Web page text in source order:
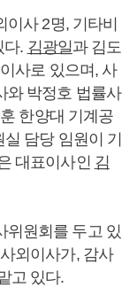
사 2명, 기타비
다. 김광일과 김도
사로 있으며, 사
와 박정호 법률사
한양대 기계공
담당 임원이 기
대표이사인 김
위원회를 두고 있
외이사가, 감사
고 있다.